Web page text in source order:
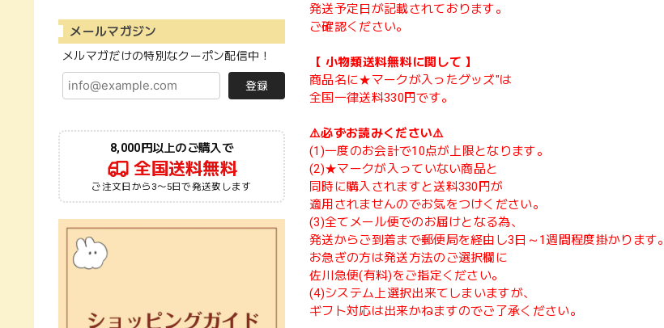
メールマガジン
メルマガだけの特別なクーポン配信中！
登録
8,000円以上のご購入で
全国送料無料
ご注文日から3〜5日で発送致します
発送予定日が記載されております。
ご確認ください。
【 小物類送料無料に関して 】
商品名に★マークが入ったグッズ"は
全国一律送料330円です。
⚠️必ずお読みください⚠️
(1)一度のお会計で10点が上限となります。
(2)★マークが入っていない商品と
同時に購入されますと送料330円が
適用されませんのでお気をつけください。
(3)全てメール便でのお届けとなる為、
発送からご到着まで郵便局を経由し3日～1週間程度掛かります。
お急ぎの方は発送方法のご選択欄に
佐川急便(有料)をご指定ください。
(4)システム上選択出来てしまいますが、
ギフト対応は出来かねますのでご了承ください。